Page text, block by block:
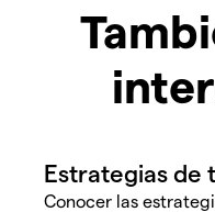
Conocer las